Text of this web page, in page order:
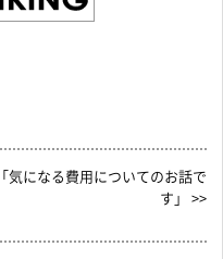
「気になる費用についてのお話で
す」 >>